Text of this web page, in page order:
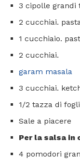
3 cipolle grandi
2 cucchiai.
1 cucchiaio.
2 cucchiai.
garam masala
3 cucchiai.
1/2 tazza di
Sale a piacere
Per la salsa in
4 pomodori